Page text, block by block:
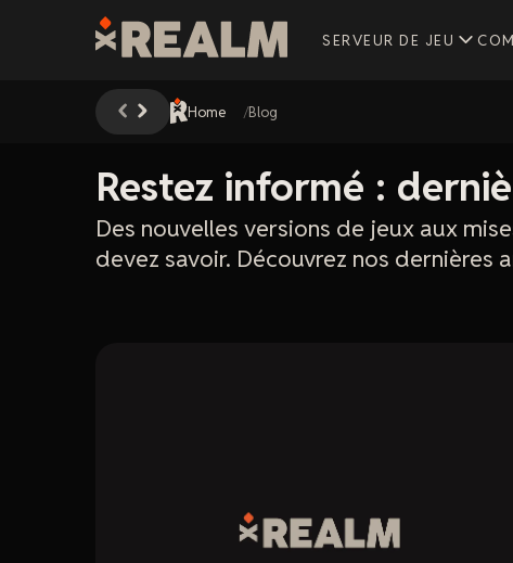
SERVEUR DE JEU
Home Blog
Restez informé :
Des nouvelles versions de jeux aux
devez savoir. Découvrez nos dernières